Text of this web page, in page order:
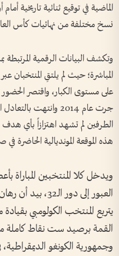
الماضية في توقيع ثنائية
نسخ مختلفة من نهائيات كأس
وتكشف البيانات الرقمية المرتبطة
المباشرة؛ حيث لم يلتقِ المنتخبان
على مستوى الكبار، واقتصر
جرت عام 2014
الطرفين لم تشهد اهتزازاً بأي
هذه الموقعة المونديالية الحاضرة
ويدخل كلا المنتخبين المباراة
العبور إلى دور
يتربع المنتخب الكولومبي
القمة برصيد ست نقاط كاملة
وجمهورية الكونغو